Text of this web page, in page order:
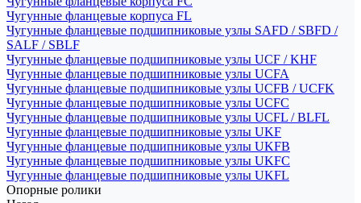
Чугунные фланцевые корпуса FL
Чугунные фланцевые подшипниковые узлы SAFD / SBFD /
SALF / SBLF
Чугунные фланцевые подшипниковые узлы UCF / KHF
Чугунные фланцевые подшипниковые узлы UCFA
Чугунные фланцевые подшипниковые узлы UCFB / UCFK
Чугунные фланцевые подшипниковые узлы UCFC
Чугунные фланцевые подшипниковые узлы UCFL / BLFL
Чугунные фланцевые подшипниковые узлы UKF
Чугунные фланцевые подшипниковые узлы UKFB
Чугунные фланцевые подшипниковые узлы UKFC
Чугунные фланцевые подшипниковые узлы UKFL
Опорные ролики